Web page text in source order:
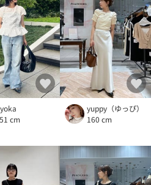
cm
yuppy（ゆっぴ）
160 cm